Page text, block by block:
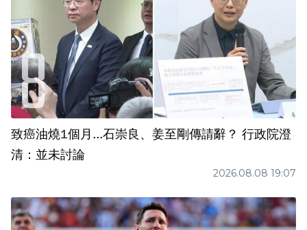
致癌油燒1個月...石崇良、姜至剛傳請辭？ 行政院澄
清：並未討論
2026.08.08 19:07